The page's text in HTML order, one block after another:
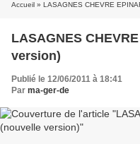
Accueil » LASAGNES CHEVRE
LASAGNES
version)
Publié le 12/06/2011 à 18:41
Par ma-ger-de